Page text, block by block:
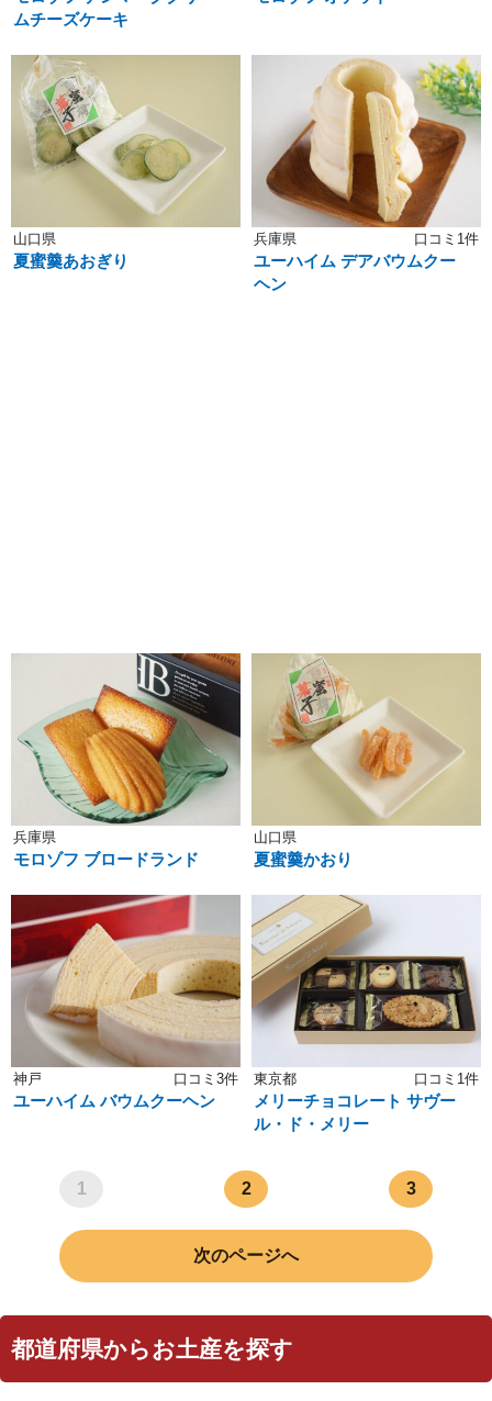
ムチーズケーキ
山口県
夏蜜羹あおぎり
兵庫県 口コミ1件
ユーハイム デアバウムクー
ヘン
兵庫県
モロゾフ ブロードランド
山口県
夏蜜羹かおり
神戸 口コミ3件
ユーハイム バウムクーヘン
東京都 口コミ1件
メリーチョコレート サヴー
ル・ド・メリー
1 2 3
次のページへ
都道府県からお土産を探す